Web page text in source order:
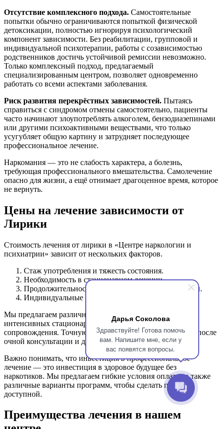
Дарья Соколова
Здравствуйте! Готова помочь
вам. Напишите мне, если у
вас появятся вопросы.
Отсутствие комплексного подхода. Самостоятельные
попытки обычно ограничиваются попыткой физической
детоксикации, полностью игнорируя психологический
компонент зависимости. Без реабилитации, групповой и
индивидуальной психотерапии, работы с созависимостью
родственников достичь устойчивой ремиссии невозможно.
Только комплексный подход, предлагаемый
специализированным центром, позволяет одновременно
работать со всеми аспектами заболевания.
Риск развития перекрёстных зависимостей. Пытаясь
справиться с синдромом отмены самостоятельно, пациенты
часто начинают злоупотреблять алкоголем, бензодиазепинами
или другими психоактивными веществами, что только
усугубляет общую картину и затрудняет последующее
профессиональное лечение.
Наркомания — это не слабость характера, а болезнь,
требующая профессионального вмешательства. Самолечение
опасно для жизни, а ещё отнимает драгоценное время, которое
не вернуть.
Цены на лечение зависимости от
Лирики
Стоимость лечения от лирики в «Центре наркологии и
психиатрии» зависит от нескольких факторов.
Стаж употребления и тяжесть состояния.
Необходимость в стационарном лечении.
Продолжительность реабилитационной программы.
Индивидуальные особенности пациента.
Мы предлагаем различные форматы лечения — от
интенсивных стационарных программ до амбулаторного
сопровождения. Точную стоимость врач сможет назвать после
очной консультации и диагностики.
Важно понимать, что инвестиция в профессиональное
лечение — это инвестиция в здоровое будущее без
наркотиков. Мы предлагаем гибкие условия оплаты, а также
различные варианты программ, чтобы сделать помощь
доступной.
Преимущества лечения в нашем